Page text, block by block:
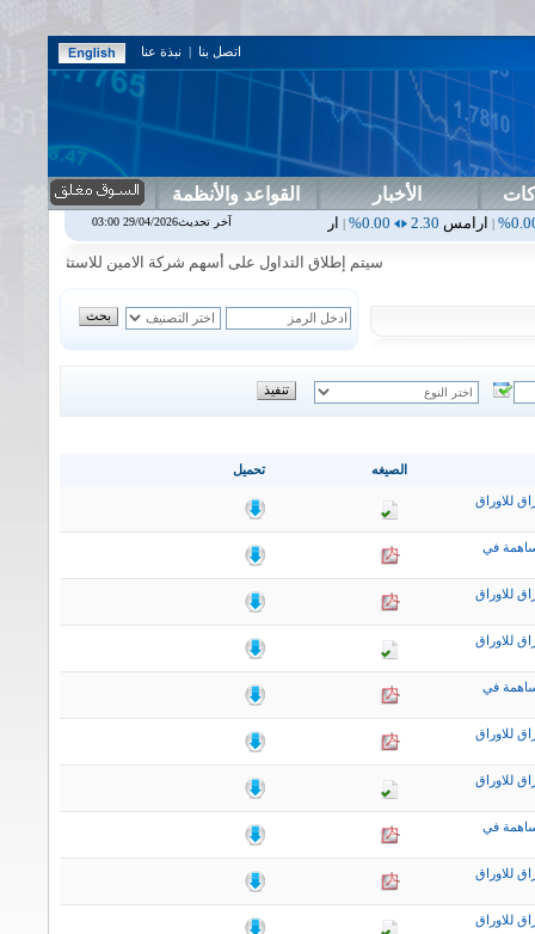
اتصل بنا | نبذة عنا
الأخبار القواعد والأنظمة
2.30
0.00%
|اربيل0.00
0.00%
0.00
0.00%
|اسفنج
سيتم إطلاق التداول على أسهم شركة الامين للاستثمار المالي في
تحميل الصيغه
للاوراق
في
للاوراق
للاوراق
في
للاوراق
للاوراق
في
للاوراق
للاوراق